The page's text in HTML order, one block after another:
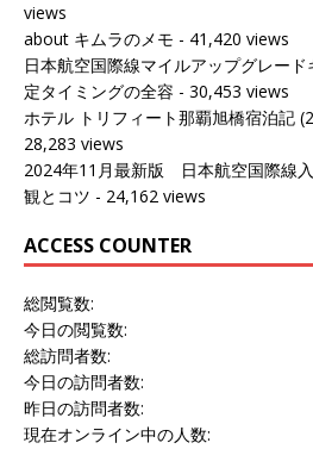
views
about キムラのメモ - 41,420 views
日本航空国際線マイルアップグレー
定タイミングの全容 - 30,453 views
ホテル トリフィート那覇旭橋宿泊記
28,283 views
2024年11月最新版 日本航空国際線
観とコツ - 24,162 views
ACCESS COUNTER
総閲覧数:
今日の閲覧数:
総訪問者数:
今日の訪問者数:
昨日の訪問者数:
現在オンライン中の人数: